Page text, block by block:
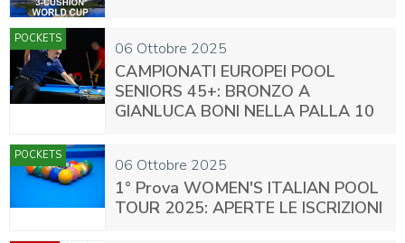
06 Ottobre 2025
POCKETS
CAMPIONATI EUROPEI POOL
SENIORS 45+: BRONZO A
GIANLUCA BONI NELLA PALLA 10
06 Ottobre 2025
POCKETS
1° Prova WOMEN'S ITALIAN POOL
TOUR 2025: APERTE LE ISCRIZIONI